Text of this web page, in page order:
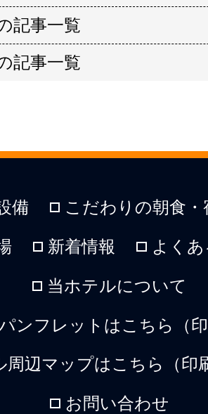
記事一覧
記事一覧
備 こだわりの朝食
新着情報 よく
当ホテルについて
ンフレットはこちら（
周辺マップはこちら（印
お問い合わせ